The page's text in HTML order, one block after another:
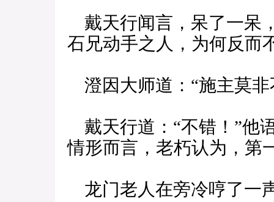
戴天行闻言，呆了一呆
石兄动手之人，为何反而
澄因大师道：“施主莫非
戴天行道：“不错！”他
情形而言，老朽认为，第
龙门老人在旁冷哼了一